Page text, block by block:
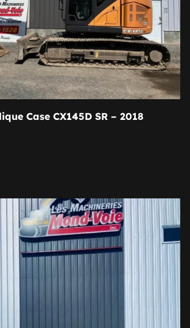
Case CX145D SR – 2018